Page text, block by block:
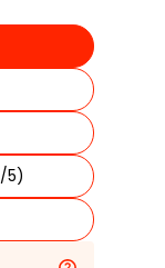
/5)